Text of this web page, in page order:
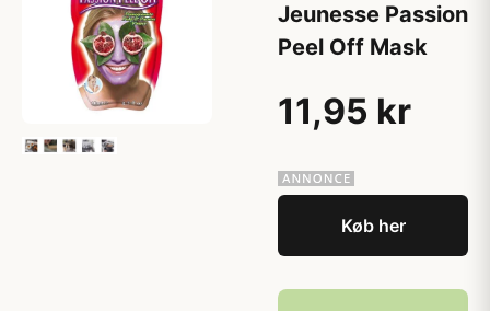
Jeunesse Passion
Peel Off Mask
11,95 kr
Køb her